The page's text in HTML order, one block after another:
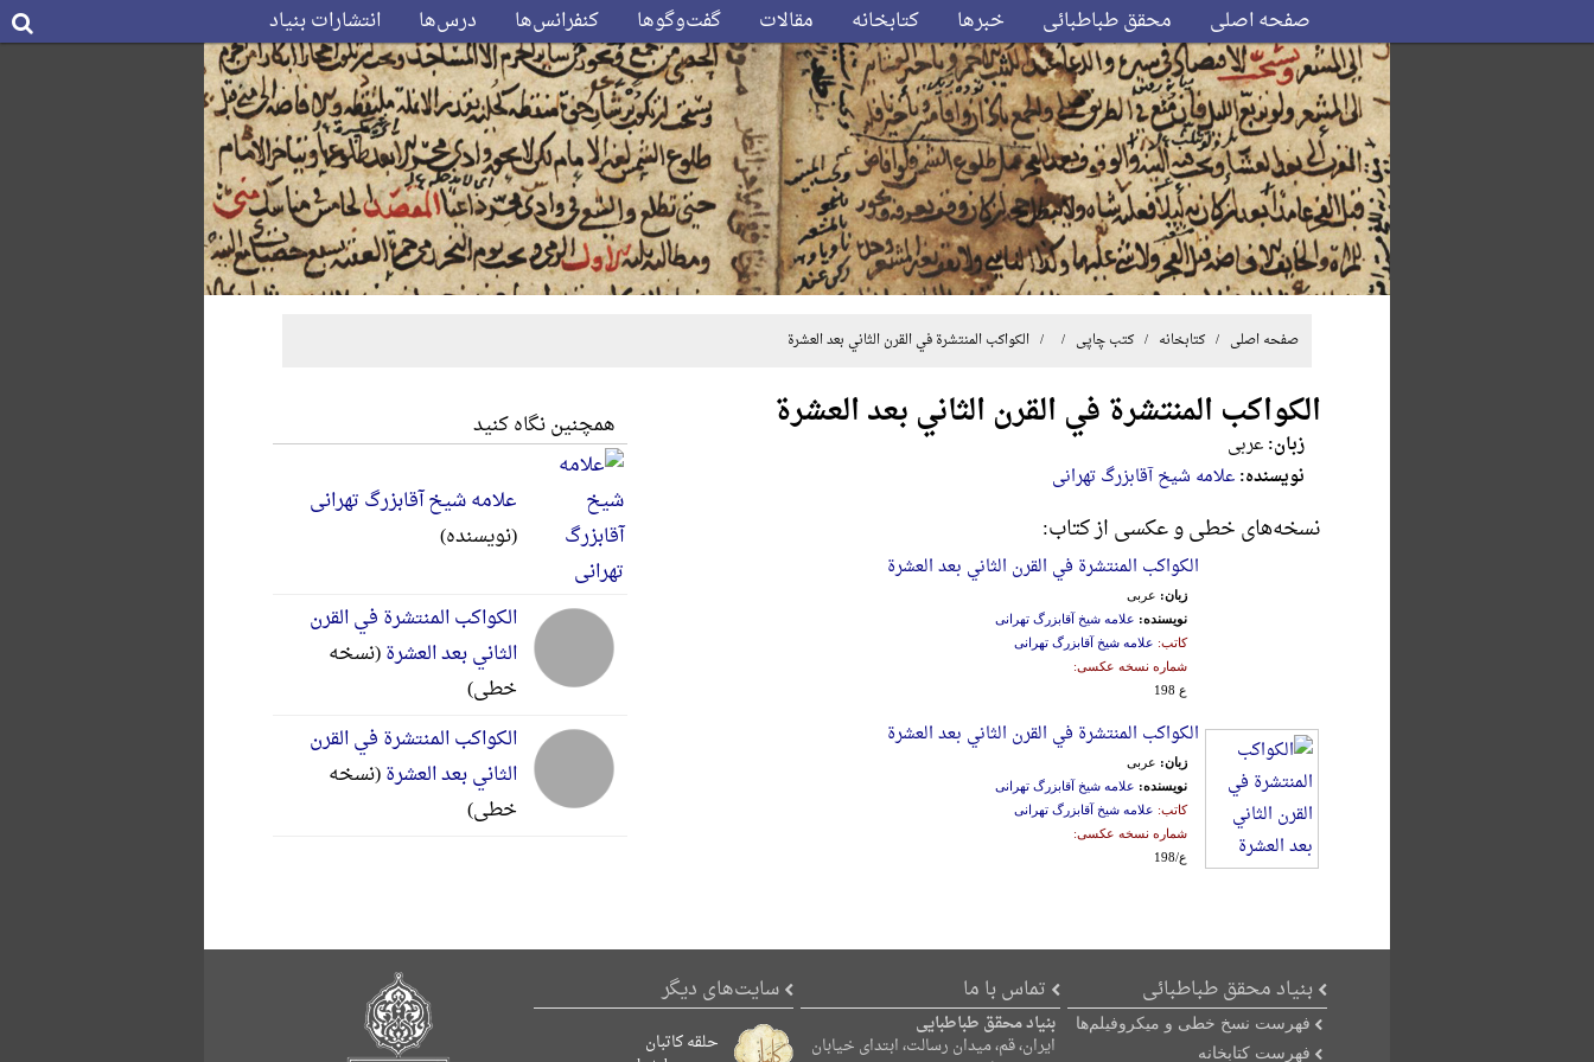
صفحه اصلی محقق طباطبائی خبرها کتابخانه مقالات گفت‌وگوها کنفرانس‌ها درس‌ها انتشارات بنیاد
صفحه اصلی / کتابخانه /کتب چاپی / / الکواکب المنتشرة في القرن الثاني بعد العشرة
الکواکب المنتشرة في القرن الثاني بعد العشرة
زبان:عربی
نویسنده:علامه شیخ آقابزرگ تهرانی
نسخه‌های خطی و عکسی از کتاب:
الکواکب المنتشرة في القرن الثاني بعد العشرة
زبان: عربی
نویسنده: علامه شیخ آقابزرگ تهرانی
کاتب: علامه شیخ آقابزرگ تهرانی
شماره نسخه عکسی:
ع 198
الکواکب المنتشرة في القرن الثاني بعد العشرة
زبان: عربی
نویسنده: علامه شیخ آقابزرگ تهرانی
کاتب: علامه شیخ آقابزرگ تهرانی
شماره نسخه عکسی:
ع/198
همچنین نگاه کنید
علامه شیخ آقابزرگ تهرانی
(نویسنده)
الکواکب المنتشرة في القرن
الثاني بعد العشرة(نسخه
خطی)
الکواکب المنتشرة في القرن
الثاني بعد العشرة(نسخه
خطی)
بنیاد محقق طباطبائی
فهرست نسخ خطی و میکروفیلم‌ها
فهرست کتابخانه
تماس با ما
بنیاد محقق طباطبایی
ایران، قم، میدان رسالت، ابتدای خیابان
سایت‌های دیگر
حلقه کاتبان